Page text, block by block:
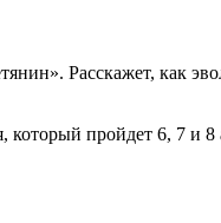
Расскажет, как
который пройдет 6, 7 и 8